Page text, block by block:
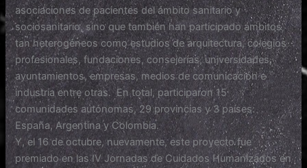
asociaciones de pacientes del ámbito sanitario y
sociosanitario, sino que también han participado ámbitos
tan heterogéneos como estudios de arquitectura, colegios
profesionales, fundaciones, consejerías, universidades,
ayuntamientos, empresas, medios de comunicación e
industria entre otras. En total, participaron 15
comunidades autónomas, 29 provincias y 3 países:
España, Argentina y Colombia.
Y, el 16 de octubre, nuevamente, este proyecto fue
premiado en las IV Jornadas de Cuidados Humanizados en